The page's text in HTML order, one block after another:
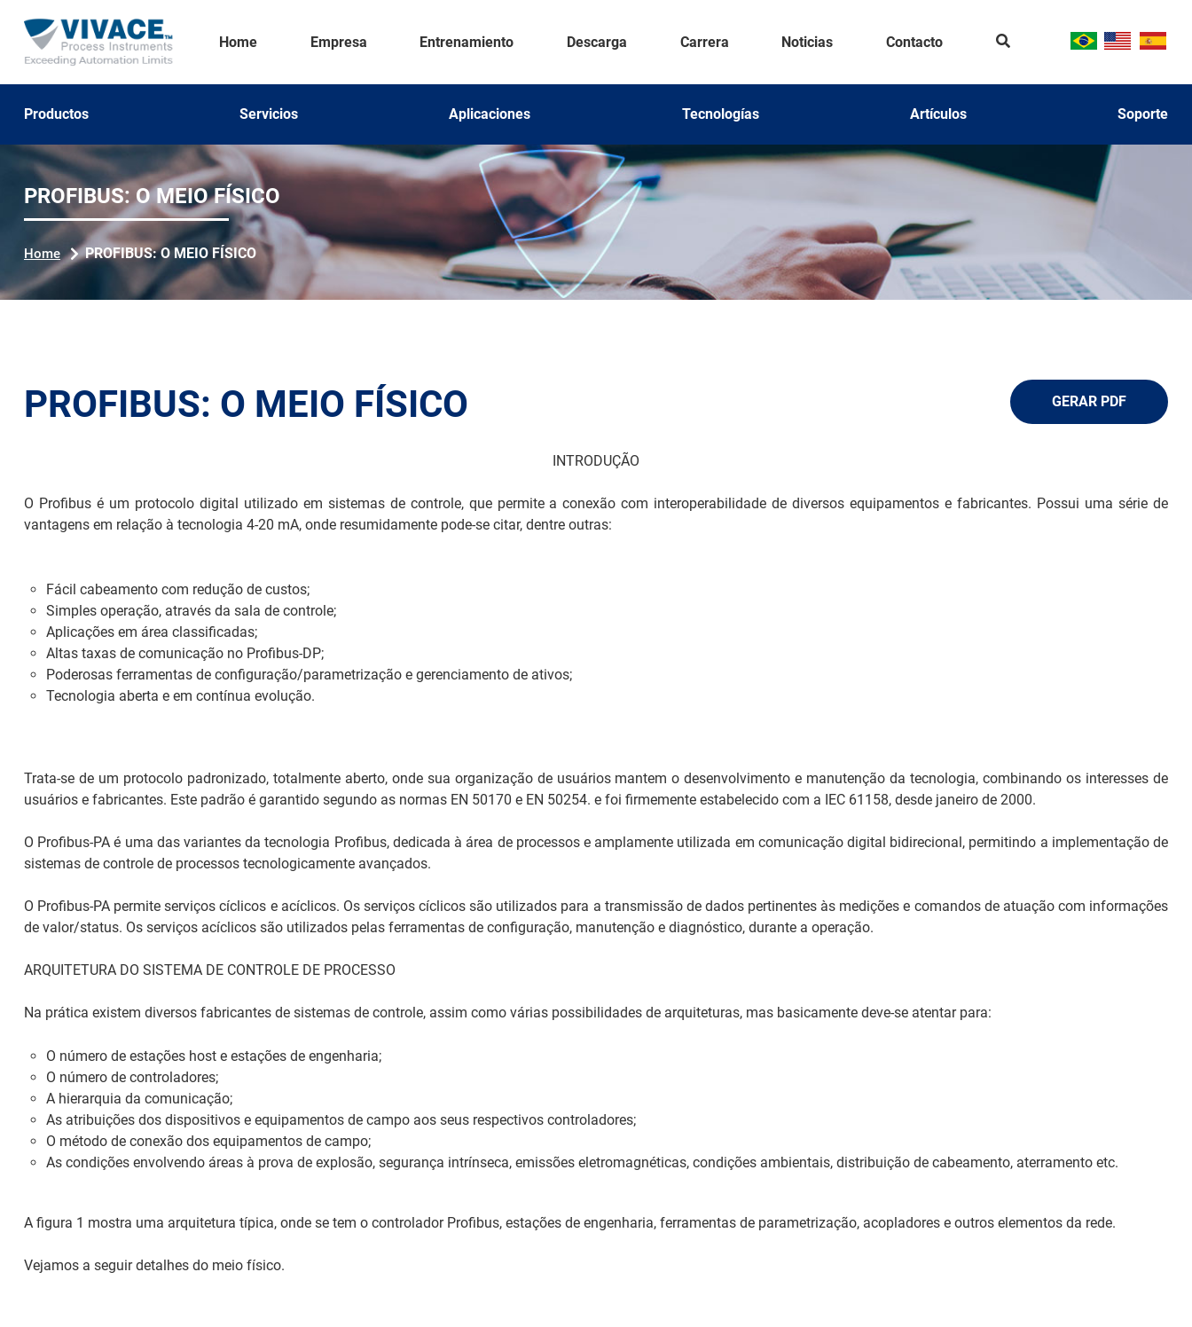
Home Empresa Entrenamiento Descarga Carrera Noticias Contacto
Se
Productos Servicios Aplicaciones Tecnologías Artículos Soporte
PROFIBUS: O MEIO FÍSICO
Home PROFIBUS: O MEIO FÍSICO
GERAR PDF
PROFIBUS: O MEIO FÍSICO
INTRODUÇÃO
O Profibus é um protocolo digital utilizado em sistemas de controle, que permite a conexão com interoperabilidade de diversos equipamentos e fabricantes. Possui uma série de
vantagens em relação à tecnologia 4-20 mA, onde resumidamente pode-se citar, dentre outras:
Fácil cabeamento com redução de custos;
Simples operação, através da sala de controle;
Aplicações em área classificadas;
Altas taxas de comunicação no Profibus-DP;
Poderosas ferramentas de configuração/parametrização e gerenciamento de ativos;
Tecnologia aberta e em contínua evolução.
Trata-se de um protocolo padronizado, totalmente aberto, onde sua organização de usuários mantem o desenvolvimento e manutenção da tecnologia, combinando os interesses de
usuários e fabricantes. Este padrão é garantido segundo as normas EN 50170 e EN 50254. e foi firmemente estabelecido com a IEC 61158, desde janeiro de 2000.
O Profibus-PA é uma das variantes da tecnologia Profibus, dedicada à área de processos e amplamente utilizada em comunicação digital bidirecional, permitindo a implementação de
sistemas de controle de processos tecnologicamente avançados.
O Profibus-PA permite serviços cíclicos e acíclicos. Os serviços cíclicos são utilizados para a transmissão de dados pertinentes às medições e comandos de atuação com informações
de valor/status. Os serviços acíclicos são utilizados pelas ferramentas de configuração, manutenção e diagnóstico, durante a operação.
ARQUITETURA DO SISTEMA DE CONTROLE DE PROCESSO
Na prática existem diversos fabricantes de sistemas de controle, assim como várias possibilidades de arquiteturas, mas basicamente deve-se atentar para:
O número de estações host e estações de engenharia;
O número de controladores;
A hierarquia da comunicação;
As atribuições dos dispositivos e equipamentos de campo aos seus respectivos controladores;
O método de conexão dos equipamentos de campo;
As condições envolvendo áreas à prova de explosão, segurança intrínseca, emissões eletromagnéticas, condições ambientais, distribuição de cabeamento, aterramento etc.
A figura 1 mostra uma arquitetura típica, onde se tem o controlador Profibus, estações de engenharia, ferramentas de parametrização, acopladores e outros elementos da rede.
Vejamos a seguir detalhes do meio físico.